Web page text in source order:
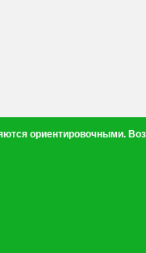
ориентировочными.